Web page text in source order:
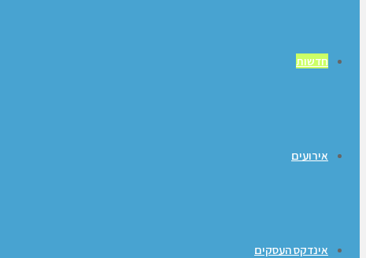
חדשות
אירועים
אינדקס העסקים